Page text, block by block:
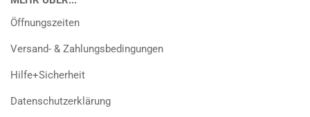
Öffnungszeiten
Versand- & Zahlungsbedingungen
Hilfe+Sicherheit
Datenschutzerklärung